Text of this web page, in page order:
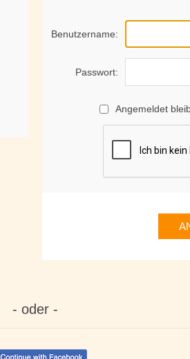
Benutzername:
Passwort:
Angemeldet
- oder -